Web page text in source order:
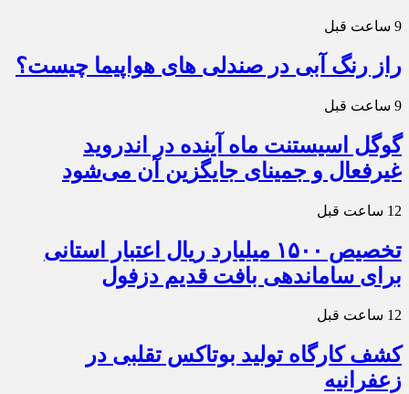
9 ساعت قبل
راز رنگ آبی در صندلی های هواپیما چیست؟
9 ساعت قبل
گوگل اسیستنت ماه آینده در اندروید
غیرفعال و جمینای جایگزین آن می‌شود
12 ساعت قبل
تخصیص ۱۵۰۰ میلیارد ریال اعتبار استانی
برای ساماندهی بافت قدیم دزفول
12 ساعت قبل
کشف کارگاه تولید بوتاکس تقلبی در
زعفرانیه